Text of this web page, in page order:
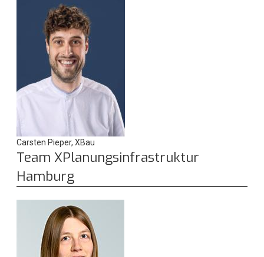
Carsten Pieper, XBau
Team XPlanungsinfrastruktur
Hamburg